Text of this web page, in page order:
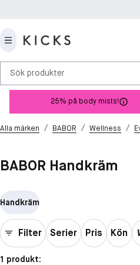
Sök produkter
25% på body mists!
Alla märken / BABOR / Wellness /
BABOR Handkräm
Handkräm
Filter Serier Pris Kön
1 produkt: